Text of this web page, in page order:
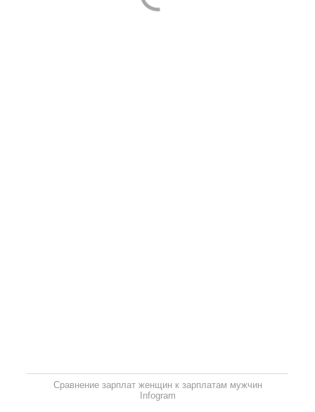
Сравнение зарплат женщин к зарплатам мужчин
Infogram